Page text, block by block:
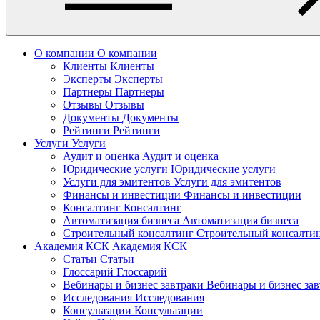
О компании О компании
Клиенты Клиенты
Эксперты Эксперты
Партнеры Партнеры
Отзывы Отзывы
Документы Документы
Рейтинги Рейтинги
Услуги Услуги
Аудит и оценка Аудит и оценка
Юридические услуги Юридические услуги
Услуги для эмитентов Услуги для эмитентов
Финансы и инвестиции Финансы и инвестиции
Консалтинг Консалтинг
Автоматизация бизнеса Автоматизация бизнеса
Строительный консалтинг Строительный
Академия КСК Академия КСК
Статьи Статьи
Глоссарий Глоссарий
Вебинары и бизнес завтраки Вебинары и бизнес
Исследования Исследования
Консультации Консультации